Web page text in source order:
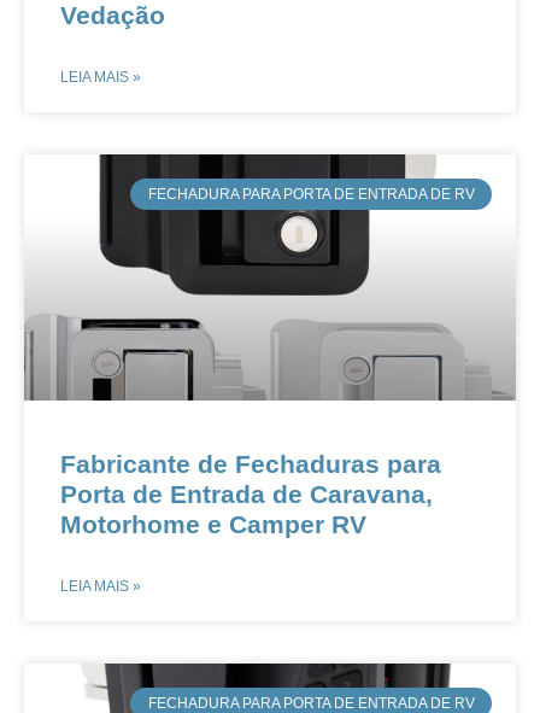
Vedação​​
LEIA MAIS »
FECHADURA PARA PORTA DE ENTRADA DE RV
Fabricante de Fechaduras para
Porta de Entrada de Caravana,
Motorhome e Camper RV
LEIA MAIS »
FECHADURA PARA PORTA DE ENTRADA DE RV